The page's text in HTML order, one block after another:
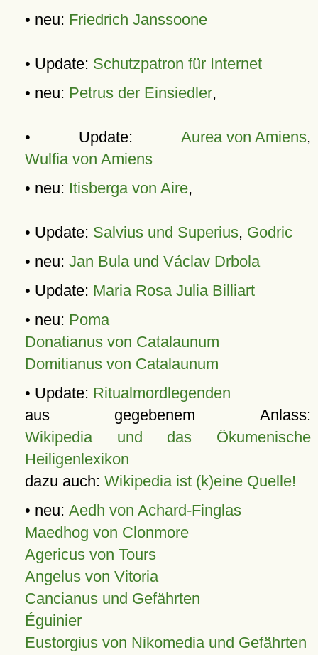
• neu: Friedrich Janssoone
• Update: Schutzpatron für Internet
• neu: Petrus der Einsiedler,
• Update: Aurea von Amiens,
Wulfia von Amiens
• neu: Itisberga von Aire,
• Update: Salvius und Superius, Godric
• neu: Jan Bula und Václav Drbola
• Update: Maria Rosa Julia Billiart
• neu: Poma
Donatianus von Catalaunum
Domitianus von Catalaunum
• Update: Ritualmordlegenden
aus gegebenem Anlass:
Wikipedia und das Ökumenische
Heiligenlexikon
dazu auch: Wikipedia ist (k)eine Quelle!
• neu: Aedh von Achard-Finglas
Maedhog von Clonmore
Agericus von Tours
Angelus von Vitoria
Cancianus und Gefährten
Éguinier
Eustorgius von Nikomedia und Gefährten